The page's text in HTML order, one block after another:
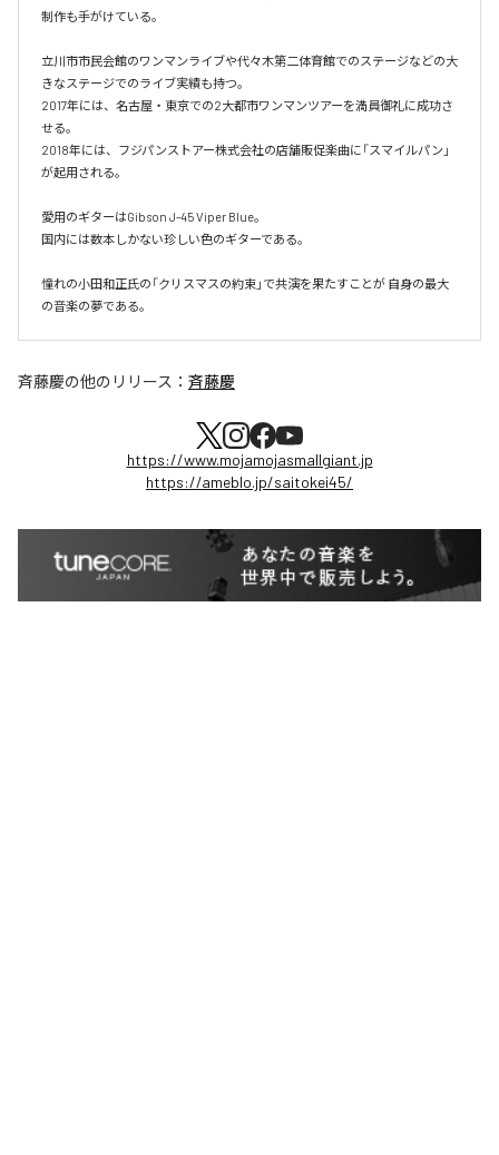
制作も手がけている。
立川市市民会館のワンマンライブや代々木第二体育館でのステージなどの大
きなステージでのライブ実績も持つ。
2017年には、名古屋・東京での2大都市ワンマンツアーを満員御礼に成功さ
せる。
2018年には、フジパンストアー株式会社の店舗販促楽曲に「スマイルパン」
が起用される。
愛用のギターはGibson J-45 Viper Blue。
国内には数本しかない珍しい色のギターである。​
憧れの小田和正氏の「クリスマスの約束」で共演を果たすことが 自身の最大
の音楽の夢である。
斉藤慶の他のリリース： 斉藤慶
https://www.mojamojasmallgiant.jp
https://ameblo.jp/saitokei45/